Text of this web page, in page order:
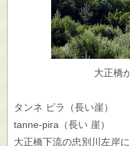
大正橋
タンネ ピラ（長い崖）
tanne-pira（長い 崖）
大正橋下流の忠別川左岸